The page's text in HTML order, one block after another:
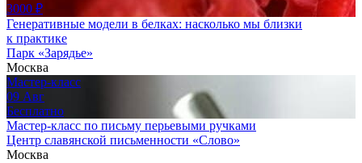
3000 ₽
Генеративные модели в белках: насколько мы близки
к практике
Парк «Зарядье»
Москва
Мастер-класс
09 Авг
Бесплатно
Мастер-класс по письму перьевыми ручками
Центр славянской письменности «Слово»
Москва